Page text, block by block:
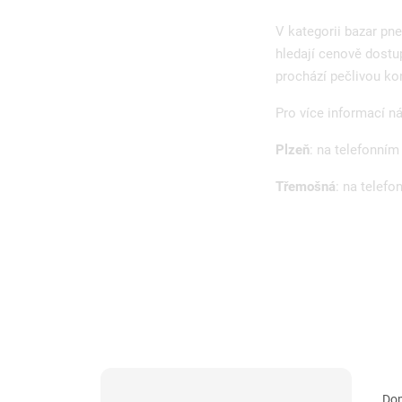
V kategorii bazar
hledají cenově
prochází pečlivou
Pro více informací
Plzeň: na
Třemošná: na